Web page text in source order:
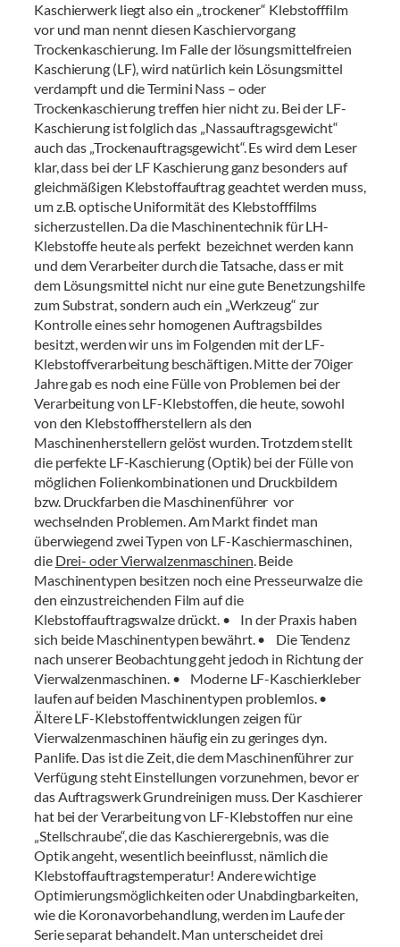
Kaschierwerk liegt also ein „trockener“ Klebstofffilm
vor und man nennt diesen Kaschiervorgang
Trockenkaschierung. Im Falle der lösungsmittelfreien
Kaschierung (LF), wird natürlich kein Lösungsmittel
verdampft und die Termini Nass – oder
Trockenkaschierung treffen hier nicht zu. Bei der LF-
Kaschierung ist folglich das „Nassauftragsgewicht“
auch das „Trockenauftragsgewicht“. Es wird dem Leser
klar, dass bei der LF Kaschierung ganz besonders auf
gleichmäßigen Klebstoffauftrag geachtet werden muss,
um z.B. optische Uniformität des Klebstofffilms
sicherzustellen. Da die Maschinentechnik für LH-
Klebstoffe heute als perfekt bezeichnet werden kann
und dem Verarbeiter durch die Tatsache, dass er mit
dem Lösungsmittel nicht nur eine gute Benetzungshilfe
zum Substrat, sondern auch ein „Werkzeug“ zur
Kontrolle eines sehr homogenen Auftragsbildes
besitzt, werden wir uns im Folgenden mit der LF-
Klebstoffverarbeitung beschäftigen. Mitte der 70iger
Jahre gab es noch eine Fülle von Problemen bei der
Verarbeitung von LF-Klebstoffen, die heute, sowohl
von den Klebstoffherstellern als den
Maschinenherstellern gelöst wurden. Trotzdem stellt
die perfekte LF-Kaschierung (Optik) bei der Fülle von
möglichen Folienkombinationen und Druckbildern
bzw. Druckfarben die Maschinenführer vor
wechselnden Problemen. Am Markt findet man
überwiegend zwei Typen von LF-Kaschiermaschinen,
die Drei- oder Vierwalzenmaschinen. Beide
Maschinentypen besitzen noch eine Presseurwalze die
den einzustreichenden Film auf die
Klebstoffauftragswalze drückt. • In der Praxis haben
sich beide Maschinentypen bewährt. • Die Tendenz
nach unserer Beobachtung geht jedoch in Richtung der
Vierwalzenmaschinen. • Moderne LF-Kaschierkleber
laufen auf beiden Maschinentypen problemlos. •
Ältere LF-Klebstoffentwicklungen zeigen für
Vierwalzenmaschinen häufig ein zu geringes dyn.
Panlife. Das ist die Zeit, die dem Maschinenführer zur
Verfügung steht Einstellungen vorzunehmen, bevor er
das Auftragswerk Grundreinigen muss. Der Kaschierer
hat bei der Verarbeitung von LF-Klebstoffen nur eine
„Stellschraube“, die das Kaschierergebnis, was die
Optik angeht, wesentlich beeinflusst, nämlich die
Klebstoffauftragstemperatur! Andere wichtige
Optimierungsmöglichkeiten oder Unabdingbarkeiten,
wie die Koronavorbehandlung, werden im Laufe der
Serie separat behandelt. Man unterscheidet drei